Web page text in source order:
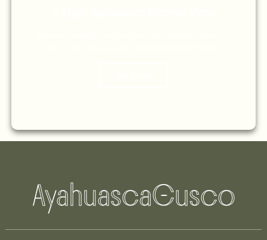
AyahuascaCusco